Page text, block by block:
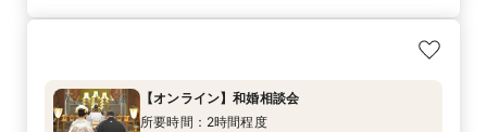
【オンライン】和婚相談会
所要時間：2時間程度